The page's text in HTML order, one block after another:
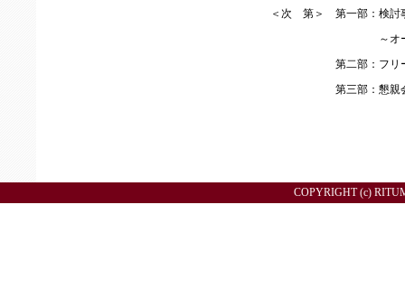
＜次 第＞ 第一部：検討
～オール立命館校
第二部：フリー
第三部：懇親
COPYRIGHT (c)